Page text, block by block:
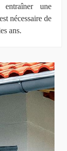
une
nécessaire de
ans.